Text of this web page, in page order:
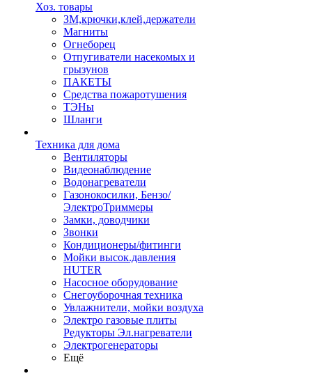
Хоз. товары
ЗМ,крючки,клей,держатели
Магниты
Огнеборец
Отпугиватели насекомых и
грызунов
ПАКЕТЫ
Средства пожаротушения
ТЭНы
Шланги
Техника для дома
Вентиляторы
Видеонаблюдение
Водонагреватели
Газонокосилки, Бензо/
ЭлектроТриммеры
Замки, доводчики
Звонки
Кондиционеры/фитинги
Мойки высок.давления
HUTER
Насосное оборудование
Снегоуборочная техника
Увлажнители, мойки воздуха
Электро газовые плиты
Редукторы Эл.нагреватели
Электрогенераторы
Ещё